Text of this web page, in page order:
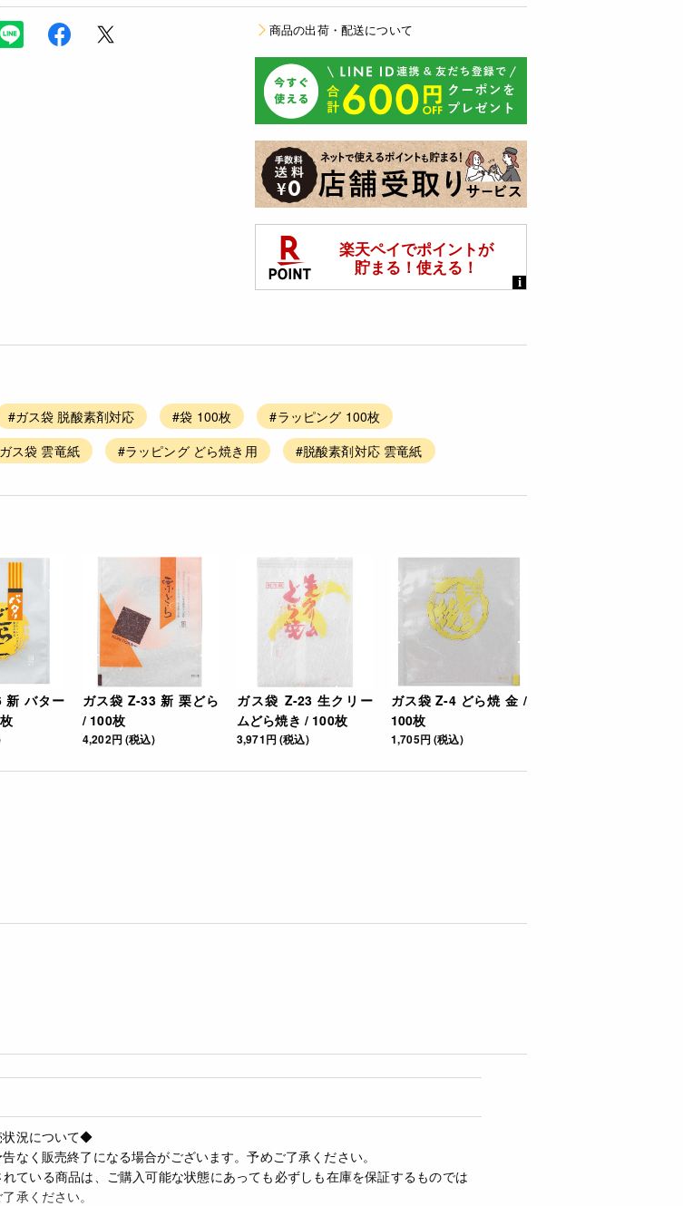
商品の出荷・配送について
#ガス袋 脱酸素剤対応 #袋 100枚
#ラッピング 100枚
ス袋 雲竜紙 #ラッピング どら焼き用 #脱酸素剤対応 雲竜紙
新 バター
ガス袋 Z-33 新 栗どら
/ 100枚
4,202円 (税込)
ガス袋 Z-23 生クリー
ムどら焼き / 100枚
3,971円 (税込)
ガス袋 Z-4 どら焼 金 /
100枚
1,705円 (税込)
況について◆
なく販売終了になる場合がございます。予めご了承ください。
れている商品は、ご購入可能な状態にあっても必ずしも在庫を保証するものでは
承ください。